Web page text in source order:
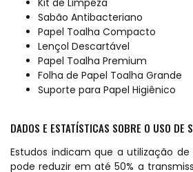
Sabão Antibacteriano
Papel Toalha Compacto
Lençol Descartável
Papel Toalha Premium
Folha de Papel Toalha Grande
Suporte para Papel Higiênico
DADOS E ESTATÍSTICAS SOBRE O USO DE
Estudos indicam que a utilização
pode reduzir em até 50% a